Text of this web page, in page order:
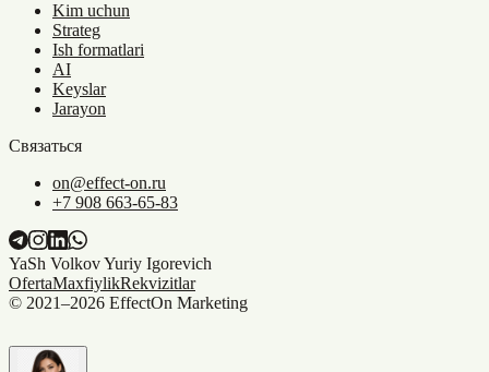
Kim uchun
Strateg
Ish formatlari
AI
Keyslar
Jarayon
Связаться
on@effect-on.ru
+7 908 663-65-83
YaSh Volkov Yuriy Igorevich
OfertaMaxfiylikRekvizitlar
© 2021–2026 EffectOn Marketing